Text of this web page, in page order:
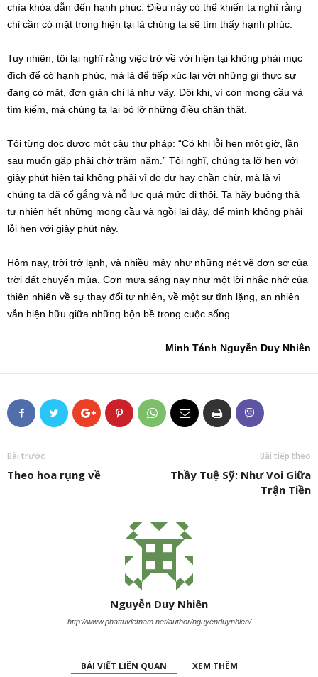
chìa khóa dẫn đến hạnh phúc. Điều này có thể khiến ta nghĩ rằng
chỉ cần có mặt trong hiện tại là chúng ta sẽ tìm thấy hạnh phúc.
Tuy nhiên, tôi lại nghĩ rằng việc trở về với hiện tại không phải mục
đích để có hạnh phúc, mà là để tiếp xúc lại với những gì thực sự
đang có mặt, đơn giản chỉ là như vậy. Đôi khi, vì còn mong cầu và
tìm kiếm, mà chúng ta lại bỏ lỡ những điều chân thật.
Tôi từng đọc được một câu thư pháp: “Có khi lỗi hẹn một giờ, lần
sau muốn gặp phải chờ trăm năm.” Tôi nghĩ, chúng ta lỡ hẹn với
giây phút hiện tại không phải vì do dự hay chần chừ, mà là vì
chúng ta đã cố gắng và nỗ lực quá mức đi thôi. Ta hãy buông thả
tự nhiên hết những mong cầu và ngồi lại đây, để mình không phải
lỗi hẹn với giây phút này.
Hôm nay, trời trở lạnh, và nhiều mây như những nét vẽ đơn sơ của
trời đất chuyển mùa. Cơn mưa sáng nay như một lời nhắc nhở của
thiên nhiên về sự thay đổi tự nhiên, về một sự tĩnh lặng, an nhiên
vẫn hiện hữu giữa những bộn bề trong cuộc sống.
Minh Tánh Nguyễn Duy Nhiên
Bài trước
Theo hoa rụng về
Bài tiếp theo
Thầy Tuệ Sỹ: Như Voi Giữa
Trận Tiền
Nguyễn Duy Nhiên
http://www.phattuvietnam.net/author/nguyenduynhien/
BÀI VIẾT LIÊN QUAN XEM THÊM